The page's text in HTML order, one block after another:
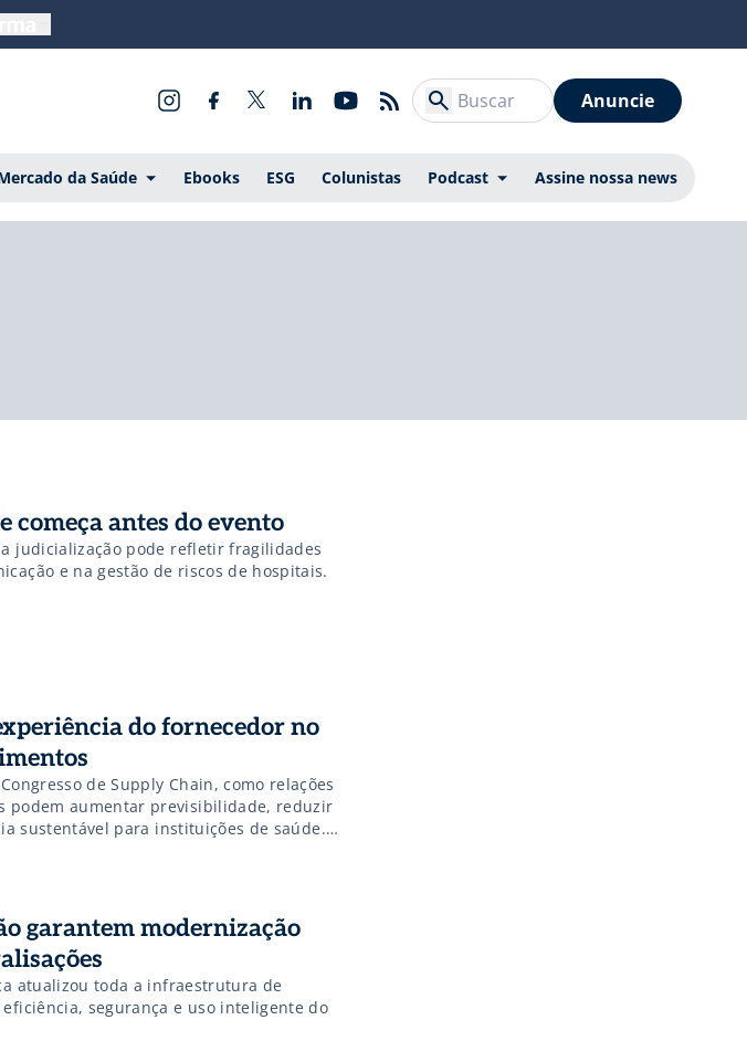
Anuncie
da Saúde Ebooks ESG Colunistas Podcast Assine nossa news
começa antes do evento
judicialização pode refletir fragilidades
e na gestão de riscos de hospitais.
do fornecedor no
de Supply Chain, como relações
podem aumentar previsibilidade, reduzir
sustentável para instituições de saúde.
garantem modernização
atualizou toda a infraestrutura de
segurança e uso inteligente do